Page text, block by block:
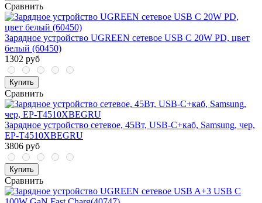
Сравнить
Зарядное устройство UGREEN сетевое USB C 20W PD, цвет
белый (60450)
1302 руб
Купить
Сравнить
Зарядное устройство сетевое, 45Вт, USB-C+каб, Samsung, чер,
EP-T4510XBEGRU
3806 руб
Купить
Сравнить